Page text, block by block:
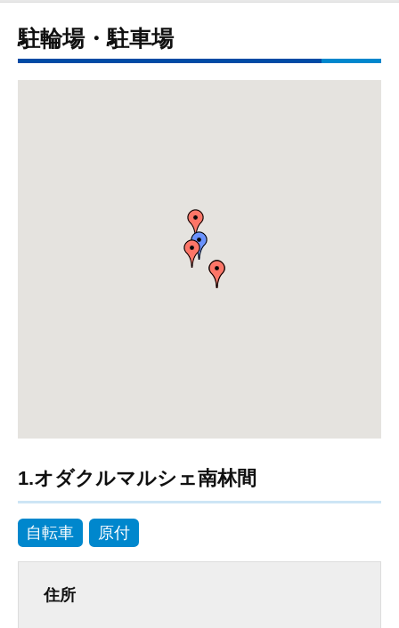
駐輪場・駐車場
1.オダクルマルシェ南林間
自転車 原付
住所